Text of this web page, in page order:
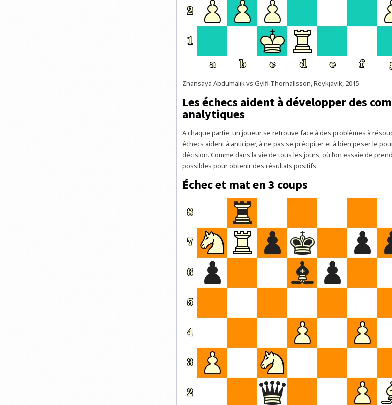
Zhansaya Abdumalik vs Gylfi Thorhallsson, Reykjavik, 2015
Les échecs aident à développer des
analytiques
A chaque partie, un joueur se retrouve face à des problèmes à
échecs aident à anticiper, à ne pas se précipiter et à bien peser le
décision. Comme dans la vie de tous les jours, où l’on essaie de
possibles pour obtenir des résultats positifs.
Échec et mat en 3 coups